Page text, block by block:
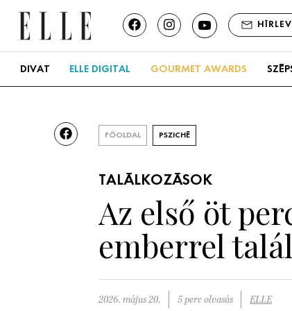
DIVAT ELLE DIGITAL GOURMET AWARDS
FŐOLDAL PSZICHÉ
TALÁLKOZÁSOK
Az első öt
emberrel
2026. május 20. 5 perc olvasás ELLE